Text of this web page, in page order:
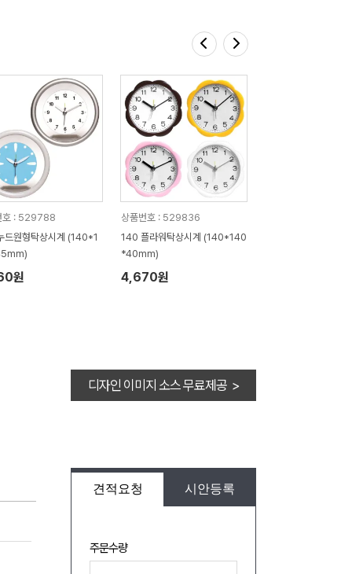
호 : 529788
드원형탁상시계 (140*1
원
상품번호 : 529836
140 플라워탁상시계 (140*140
*40mm)
4,670원
디자인 이미지 소스 무료제공 >
견적요청 시안등록
주문수량